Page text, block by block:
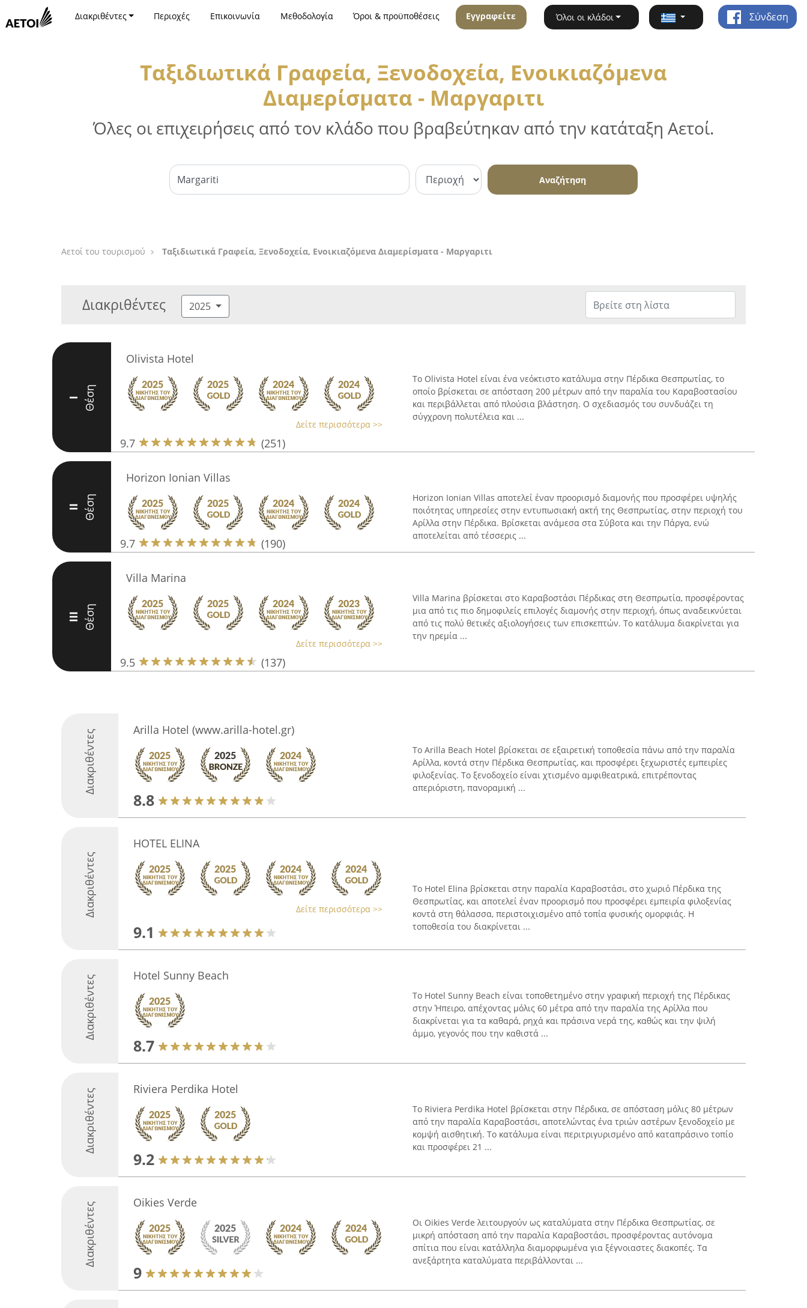
Διακριθέντες Περιοχές Επικοινωνία Μεθοδολογία Όροι & προϋποθέσεις Εγγραφείτε Όλοι οι κλάδοι Σύνδεση
Ταξιδιωτικά Γραφεία, Ξενοδοχεία, Ενοικιαζόμενα
Διαμερίσματα - Μαργαριτι
Όλες οι επιχειρήσεις από τον κλάδο που βραβεύτηκαν από την κατάταξη Αετοί.
Αναζήτηση
Αετοί του τουρισμού Ταξιδιωτικά Γραφεία, Ξενοδοχεία, Ενοικιαζόμενα Διαμερίσματα - Μαργαριτι
Διακριθέντες 2025
I Θέση
Olivista Hotel
Δείτε περισσότερα >>
9.7 (251)
Το Olivista Hotel είναι ένα νεόκτιστο κατάλυμα στην Πέρδικα Θεσπρωτίας, το
οποίο βρίσκεται σε απόσταση 200 μέτρων από την παραλία του Καραβοστασίου
και περιβάλλεται από πλούσια βλάστηση. Ο σχεδιασμός του συνδυάζει τη
σύγχρονη πολυτέλεια και ...
II Θέση
Horizon Ionian Villas
9.7 (190)
Horizon Ionian Villas αποτελεί έναν προορισμό διαμονής που προσφέρει υψηλής
ποιότητας υπηρεσίες στην εντυπωσιακή ακτή της Θεσπρωτίας, στην περιοχή του
Αρίλλα στην Πέρδικα. Βρίσκεται ανάμεσα στα Σύβοτα και την Πάργα, ενώ
αποτελείται από τέσσερις ...
III Θέση
Villa Marina
Δείτε περισσότερα >>
9.5 (137)
Villa Marina βρίσκεται στο Καραβοστάσι Πέρδικας στη Θεσπρωτία, προσφέροντας
μια από τις πιο δημοφιλείς επιλογές διαμονής στην περιοχή, όπως αναδεικνύεται
από τις πολύ θετικές αξιολογήσεις των επισκεπτών. Το κατάλυμα διακρίνεται για
την ηρεμία ...
Διακριθέντες Arilla Hotel (www.arilla-hotel.gr)
8.8
Το Arilla Beach Hotel βρίσκεται σε εξαιρετική τοποθεσία πάνω από την παραλία
Αρίλλα, κοντά στην Πέρδικα Θεσπρωτίας, και προσφέρει ξεχωριστές εμπειρίες
φιλοξενίας. Το ξενοδοχείο είναι χτισμένο αμφιθεατρικά, επιτρέποντας
απεριόριστη, πανοραμική ...
Διακριθέντες
HOTEL ELINA
Δείτε περισσότερα >>
9.1
Το Hotel Elina βρίσκεται στην παραλία Καραβοστάσι, στο χωριό Πέρδικα της
Θεσπρωτίας, και αποτελεί έναν προορισμό που προσφέρει εμπειρία φιλοξενίας
κοντά στη θάλασσα, περιστοιχισμένο από τοπία φυσικής ομορφιάς. Η
τοποθεσία του διακρίνεται ...
Διακριθέντες Hotel Sunny Beach
8.7
Το Hotel Sunny Beach είναι τοποθετημένο στην γραφική περιοχή της Πέρδικας
στην Ήπειρο, απέχοντας μόλις 60 μέτρα από την παραλία της Αρίλλα που
διακρίνεται για τα καθαρά, ρηχά και πράσινα νερά της, καθώς και την ψιλή
άμμο, γεγονός που την καθιστά ...
Διακριθέντες Riviera Perdika Hotel
9.2
Το Riviera Perdika Hotel βρίσκεται στην Πέρδικα, σε απόσταση μόλις 80 μέτρων
από την παραλία Καραβοστάσι, αποτελώντας ένα τριών αστέρων ξενοδοχείο με
κομψή αισθητική. Το κατάλυμα είναι περιτριγυρισμένο από καταπράσινο τοπίο
και προσφέρει 21 ...
Διακριθέντες Oikies Verde
9
Οι Oikies Verde λειτουργούν ως καταλύματα στην Πέρδικα Θεσπρωτίας, σε
μικρή απόσταση από την παραλία Καραβοστάσι, προσφέροντας αυτόνομα
σπίτια που είναι κατάλληλα διαμορφωμένα για ξέγνοιαστες διακοπές. Τα
ανεξάρτητα καταλύματα περιβάλλονται ...